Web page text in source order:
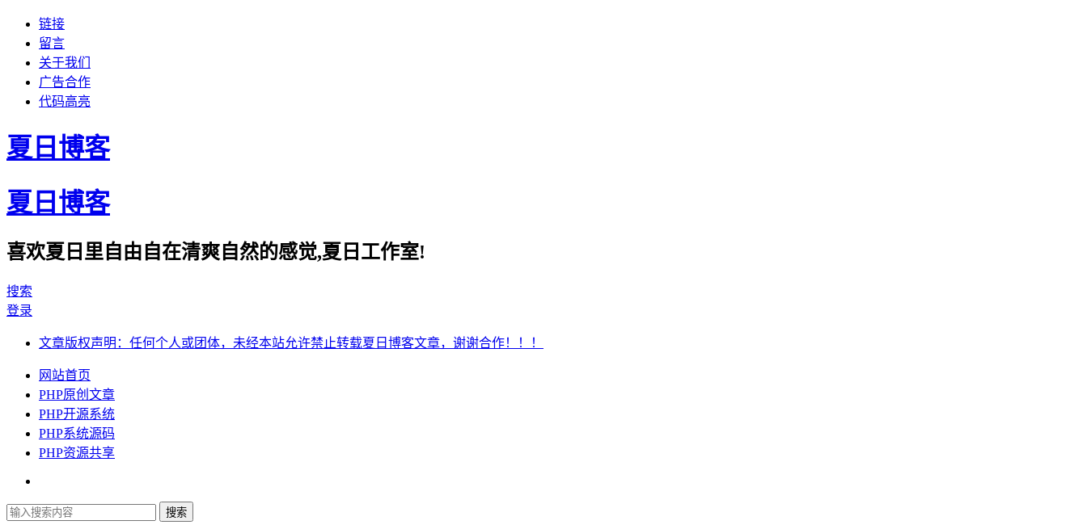
链接
留言
关于我们
广告合作
代码高亮
夏日博客
夏日博客
喜欢夏日里自由自在清爽自然的感觉,夏日工作室!
搜索
登录
文章版权声明：任何个人或团体，未经本站允许禁止转载夏日博客文章，谢谢合作！！！
网站首页
PHP原创文章
PHP开源系统
PHP系统源码
PHP资源共享